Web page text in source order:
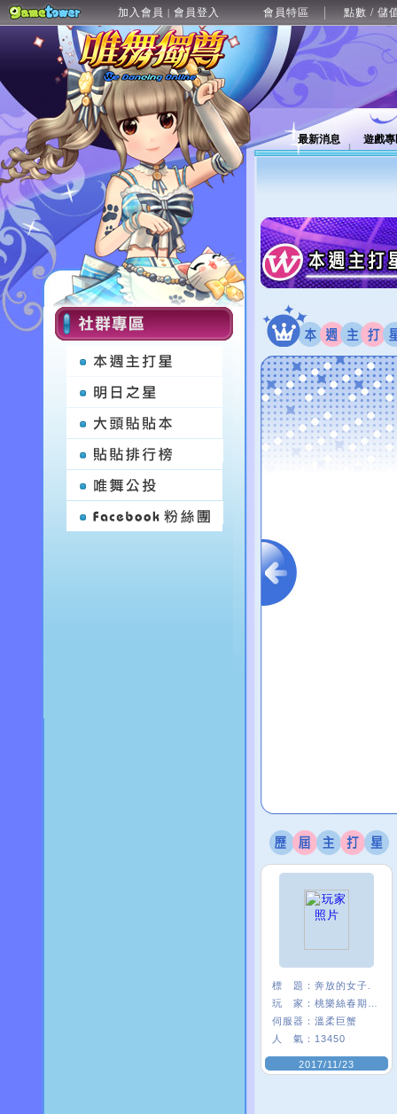
加入會員 | 會員登入 會員特區 點數 / 儲
最新消息 遊戲
標 題： 奔放的女子.
玩 家：
伺服器： 溫柔巨蟹
人 氣： 13450
2017/11/23